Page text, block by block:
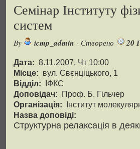
Семінар Інституту
систем
By icmp_admin - Створено 20
Дата: 8.11.2007, Чт 10:00
Місце: вул. Свєнціцького, 1
Відділ: ІФКС
Доповідач: Проф. Б. Гільчер
Організація: Інститут
Назва доповіді:
Структурна релаксація в